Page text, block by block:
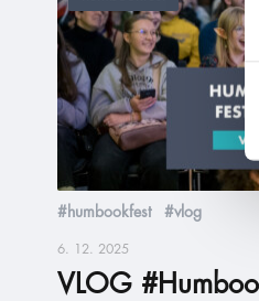
#humbookfest #vlog
6. 12. 2025
VLOG